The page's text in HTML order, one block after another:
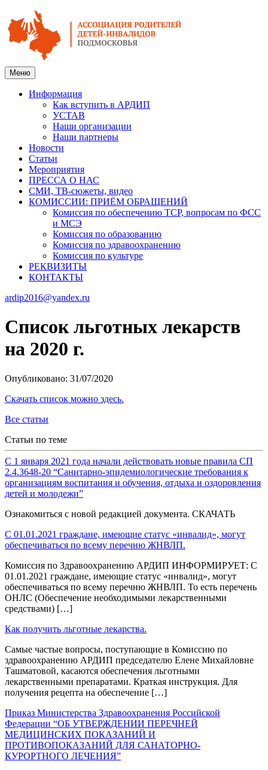
Меню
Информация
Как вступить в АРДИП
УСТАВ
Наши организации
Наши партнеры
Новости
Статьи
Мероприятия
ПРЕССА О НАС
СМИ, ТВ-сюжеты, видео
КОМИССИИ: ПРИЁМ ОБРАЩЕНИЙ
Комиссия по обеспечению ТСР, вопросам по ФСС
и МСЭ
Комиссия по образованию
Комиссия по здравоохранению
Комиссия по культуре
РЕКВИЗИТЫ
КОНТАКТЫ
ardip2016@yandex.ru
Список льготных лекарств
на 2020 г.
Опубликовано: 31/07/2020
Скачать список можно здесь.
Все статьи
Статьи по теме
С 1 января 2021 года начали действовать новые правила СП
2.4.3648-20 “Санитарно-эпидемиологические требования к
организациям воспитания и обучения, отдыха и оздоровления
детей и молодежи”
Ознакомиться с новой редакцией документа. СКАЧАТЬ
С 01.01.2021 граждане, имеющие статус «инвалид», могут
обеспечиваться по всему перечню ЖНВЛП.
Комиссия по Здравоохранению АРДИП ИНФОРМИРУЕТ: С
01.01.2021 граждане, имеющие статус «инвалид», могут
обеспечиваться по всему перечню ЖНВЛП. То есть перечень
ОНЛС (Обеспечение необходимыми лекарственными
средствами) […]
Как получить льготные лекарства.
Самые частые вопросы, поступающие в Комиссию по
здравоохранению АРДИП председателю Елене Михайловне
Ташматовой, касаются обеспечения льготными
лекарственными препаратами. Краткая инструкция. Для
получения рецепта на обеспечение […]
Приказ Министерства Здравоохранения Российской
Федерации “ОБ УТВЕРЖДЕНИИ ПЕРЕЧНЕЙ
МЕДИЦИНСКИХ ПОКАЗАНИЙ И
ПРОТИВОПОКАЗАНИЙ ДЛЯ САНАТОРНО-
КУРОРТНОГО ЛЕЧЕНИЯ”